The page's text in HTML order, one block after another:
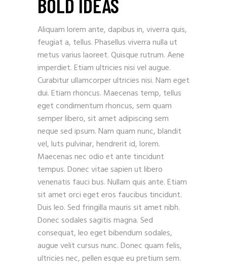
Aliquam lorem ante, dapibus in, viverra quis,
feugiat a, tellus. Phasellus viverra nulla ut
metus varius laoreet. Quisque rutrum. Aene
imperdiet. Etiam ultricies nisi vel augue.
Curabitur ullamcorper ultricies nisi. Nam eget
dui. Etiam rhoncus. Maecenas temp, tellus
eget condimentum rhoncus, sem quam
semper libero, sit amet adipiscing sem
neque sed ipsum. Nam quam nunc, blandit
vel, luts pulvinar, hendrerit id, lorem.
Maecenas nec odio et ante tincidunt
tempus. Donec vitae sapien ut libero
venenatis fauci bus. Nullam quis ante. Etiam
sit amet orci eget eros faucibus tincidunt.
Duis leo. Sed fringilla mauris sit amet nibh.
Donec sodales sagitis magna. Sed
consequat, leo eget bibendum sodales,
augue velit cursus nunc. Donec quam felis,
ultricies nec, pellen esque eu pretium sem.